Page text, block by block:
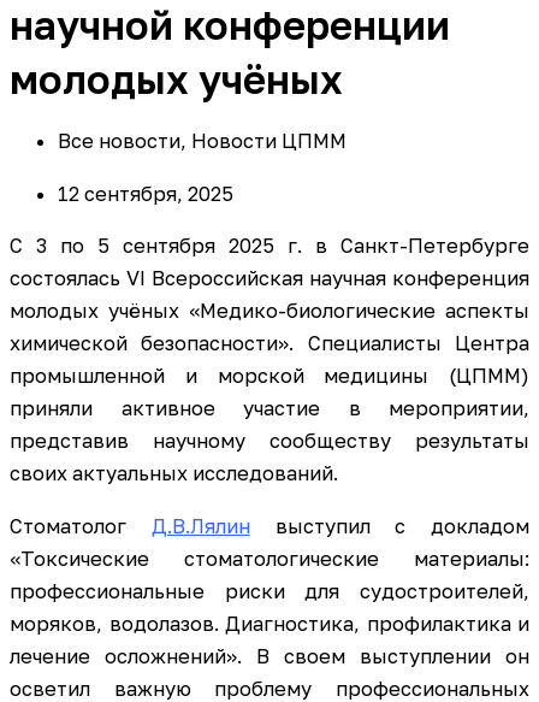
научной конференции
молодых учёных
Все новости, Новости ЦПММ
12 сентября, 2025
С 3 по 5 сентября 2025 г. в Санкт-Петербурге
состоялась VI Всероссийская научная конференция
молодых учёных «Медико-биологические аспекты
химической безопасности». Специалисты Центра
промышленной и морской медицины (ЦПММ)
приняли активное участие в мероприятии,
представив научному сообществу результаты
своих актуальных исследований.
Стоматолог Д.В.Лялинвыступил с докладом
«Токсические стоматологические материалы:
профессиональные риски для судостроителей,
моряков, водолазов. Диагностика, профилактика и
лечение осложнений». В своем выступлении он
осветил важную проблему профессиональных